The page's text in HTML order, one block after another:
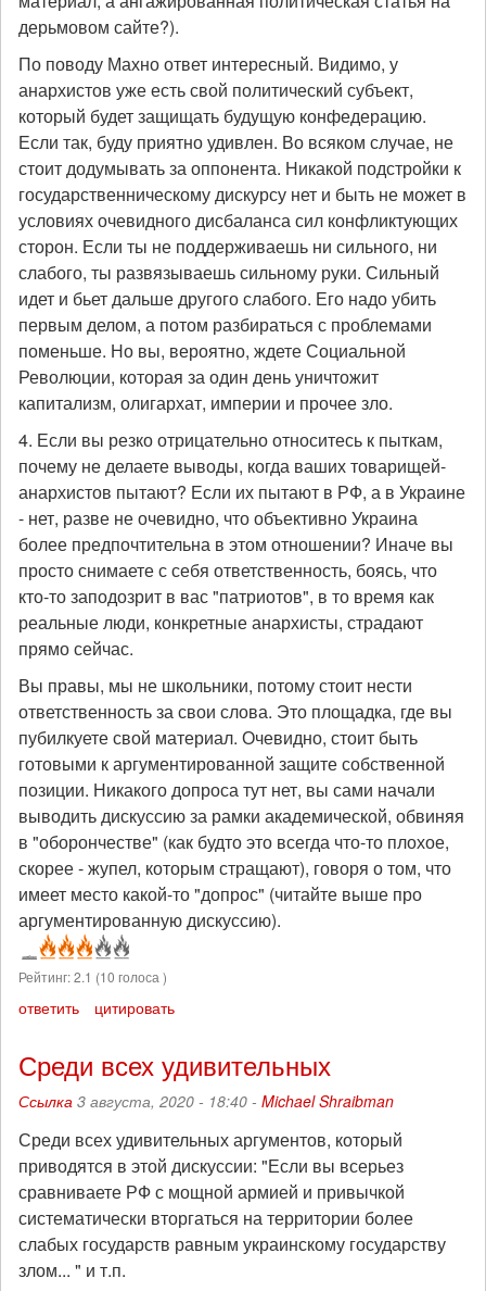
дерьмовом сайте?).
По поводу Махно ответ интересный. Видимо, у
анархистов уже есть свой политический субъект,
который будет защищать будущую конфедерацию.
Если так, буду приятно удивлен. Во всяком случае, не
стоит додумывать за оппонента. Никакой подстройки к
государственническому дискурсу нет и быть не может в
условиях очевидного дисбаланса сил конфликтующих
сторон. Если ты не поддерживаешь ни сильного, ни
слабого, ты развязываешь сильному руки. Сильный
идет и бьет дальше другого слабого. Его надо убить
первым делом, а потом разбираться с проблемами
поменьше. Но вы, вероятно, ждете Социальной
Революции, которая за один день уничтожит
капитализм, олигархат, империи и прочее зло.
4. Если вы резко отрицательно относитесь к пыткам,
почему не делаете выводы, когда ваших товарищей-
анархистов пытают? Если их пытают в РФ, а в Украине
- нет, разве не очевидно, что объективно Украина
более предпочтительна в этом отношении? Иначе вы
просто снимаете с себя ответственность, боясь, что
кто-то заподозрит в вас "патриотов", в то время как
реальные люди, конкретные анархисты, страдают
прямо сейчас.
Вы правы, мы не школьники, потому стоит нести
ответственность за свои слова. Это площадка, где вы
пубилкуете свой материал. Очевидно, стоит быть
готовыми к аргументированной защите собственной
позиции. Никакого допроса тут нет, вы сами начали
выводить дискуссию за рамки академической, обвиняя
в "оборончестве" (как будто это всегда что-то плохое,
скорее - жупел, которым стращают), говоря о том, что
имеет место какой-то "допрос" (читайте выше про
аргументированную дискуссию).
Рейтинг:2.1 (10 голоса )
ответить цитировать
Среди всех удивительных
Ссылка 3 августа, 2020 - 18:40 - Michael Shraibman
Среди всех удивительных аргументов, который
приводятся в этой дискуссии: "Если вы всерьез
сравниваете РФ с мощной армией и привычкой
систематически вторгаться на территории более
слабых государств равным украинскому государству
злом... " и т.п.